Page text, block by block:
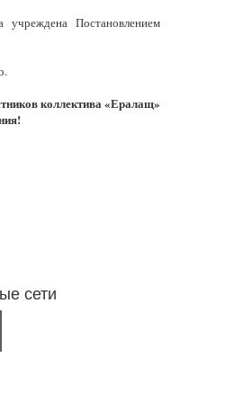
Постановлением
коллектива «Ералащ»
сети